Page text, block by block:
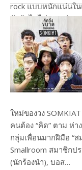
rock แบบหนักแน่นใ
ฟังกันไปไม่นาน ล่าสุ
ความรักด้วยเพลงช้
Continue Reading
ใหม่ของวง
คนต้อง “คิด” ตาม ห่
กลุ่มเพื่อนมากฝีมือ “ส
Smallroom สมาชิกป
(นักร้องนำ), บอส…